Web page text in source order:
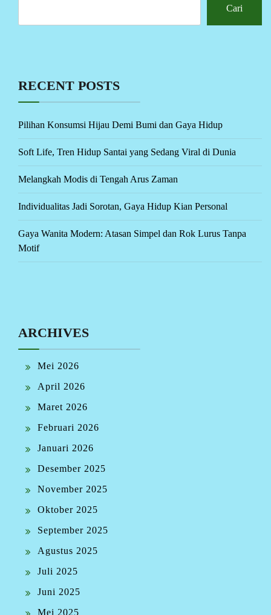
Cari
RECENT POSTS
Pilihan Konsumsi Hijau Demi Bumi dan Gaya Hidup
Soft Life, Tren Hidup Santai yang Sedang Viral di Dunia
Melangkah Modis di Tengah Arus Zaman
Individualitas Jadi Sorotan, Gaya Hidup Kian Personal
Gaya Wanita Modern: Atasan Simpel dan Rok Lurus Tanpa
Motif
ARCHIVES
Mei 2026
April 2026
Maret 2026
Februari 2026
Januari 2026
Desember 2025
November 2025
Oktober 2025
September 2025
Agustus 2025
Juli 2025
Juni 2025
Mei 2025